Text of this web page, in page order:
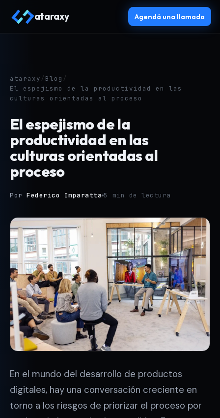
ataraxy Agendá una llamada
ataraxy / Blog /
El espejismo de la productividad en las
culturas orientadas al proceso
El espejismo de la
productividad en las
culturas orientadas al
proceso
PorFederico Imparatta 5 min de lectura
En el mundo del desarrollo de productos
digitales, hay una conversación creciente en
torno a los riesgos de priorizar el proceso por